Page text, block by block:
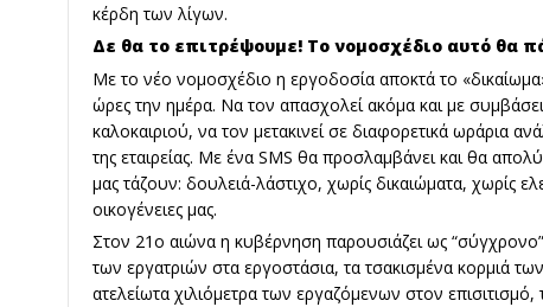
κέρδη των λίγων.
Δε θα το επιτρέψουμε! Το νομοσχέδιο αυτό θα
Με το νέο νομοσχέδιο η εργοδοσία αποκτά το
ώρες την ημέρα. Να τον απασχολεί ακόμα και με
καλοκαιριού, να τον μετακινεί σε διαφορετικά ωράρια
της εταιρείας. Με ένα SMS θα προσλαμβάνει και θα
μας τάζουν: δουλειά-λάστιχο, χωρίς δικαιώματα, χωρίς
οικογένειες μας.
Στον 21ο αιώνα η κυβέρνηση παρουσιάζει ως
των εργατριών στα εργοστάσια, τα τσακισμένα κορμιά
ατελείωτα χιλιόμετρα των εργαζόμενων στον